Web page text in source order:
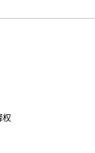
权